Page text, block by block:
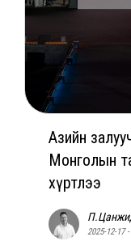
Азийн
Монголын
хүртлээ
2025-12-17